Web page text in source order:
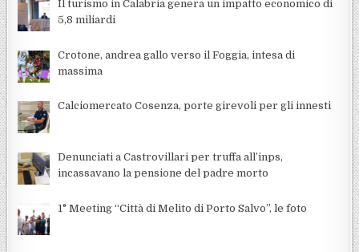
Il turismo in Calabria genera un impatto economico di
5,8 miliardi
Crotone, andrea gallo verso il Foggia, intesa di
massima
Calciomercato Cosenza, porte girevoli per gli innesti
Denunciati a Castrovillari per truffa all’inps,
incassavano la pensione del padre morto
1° Meeting “Città di Melito di Porto Salvo”, le foto